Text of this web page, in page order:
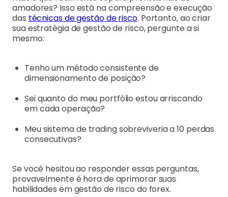
amadores? Isso está na compreensão e execução
das técnicas de gestão de risco. Portanto, ao criar
sua estratégia de gestão de risco, pergunte a si
mesmo:
Tenho um método consistente de
dimensionamento de posição?
Sei quanto do meu portfólio estou arriscando
em cada operação?
Meu sistema de trading sobreviveria a 10 perdas
consecutivas?
Se você hesitou ao responder essas perguntas,
provavelmente é hora de aprimorar suas
habilidades em gestão de risco do forex.